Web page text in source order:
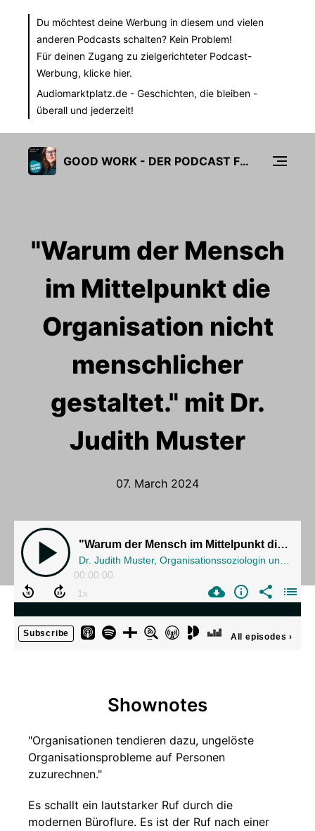
Du möchtest deine Werbung in diesem und vielen
anderen Podcasts schalten? Kein Problem!
Für deinen Zugang zu zielgerichteter Podcast-
Werbung, klicke hier.
Audiomarktplatz.de - Geschichten, die bleiben -
überall und jederzeit!
GOOD WORK - DER PODCAST FÜR ZUKUNFTSFÄHIGE ARBEITSKULTUR
"Warum der Mensch
im Mittelpunkt die
Organisation nicht
menschlicher
gestaltet." mit Dr.
Judith Muster
07. March 2024
"Warum der Mensch im Mittelpunkt die Organisation nicht menschlicher gestaltet." mit Dr. Judith Muster
00:00:00
Subscribe All episodes ›
Shownotes
"Organisationen tendieren dazu, ungelöste
Organisationsprobleme auf Personen
zuzurechnen."
Es schallt ein lautstarker Ruf durch die
modernen Büroflure. Es ist der Ruf nach einer